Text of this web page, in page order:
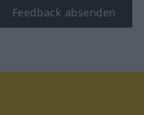
Feedback absenden